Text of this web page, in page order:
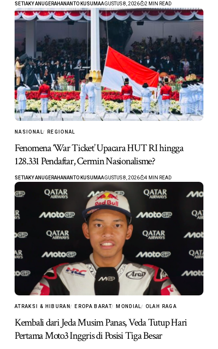
SETIAKY ANUGERAHANANTO KUSUMAAGUSTUS 8, 2026 2 MIN READ
NASIONAL REGIONAL
Fenomena ‘War Ticket’ Upacara HUT RI hingga
128.331 Pendaftar, Cermin Nasionalisme?
SETIAKY ANUGERAHANANTO KUSUMAAGUSTUS 8, 2026 4 MIN READ
ATRAKSI & HIBURAN EROPA BARAT MONDIAL OLAH RAGA
Kembali dari Jeda Musim Panas, Veda Tutup Hari
Pertama Moto3 Inggris di Posisi Tiga Besar